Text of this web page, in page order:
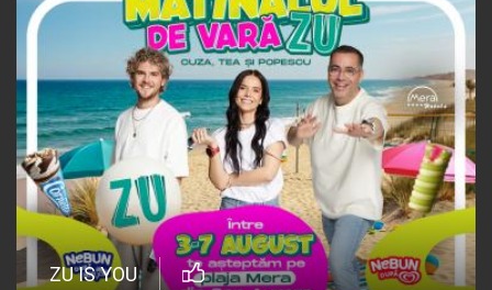
ZU IS YOU